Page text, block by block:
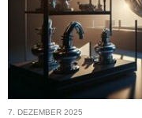
7. DEZEMBER 2025